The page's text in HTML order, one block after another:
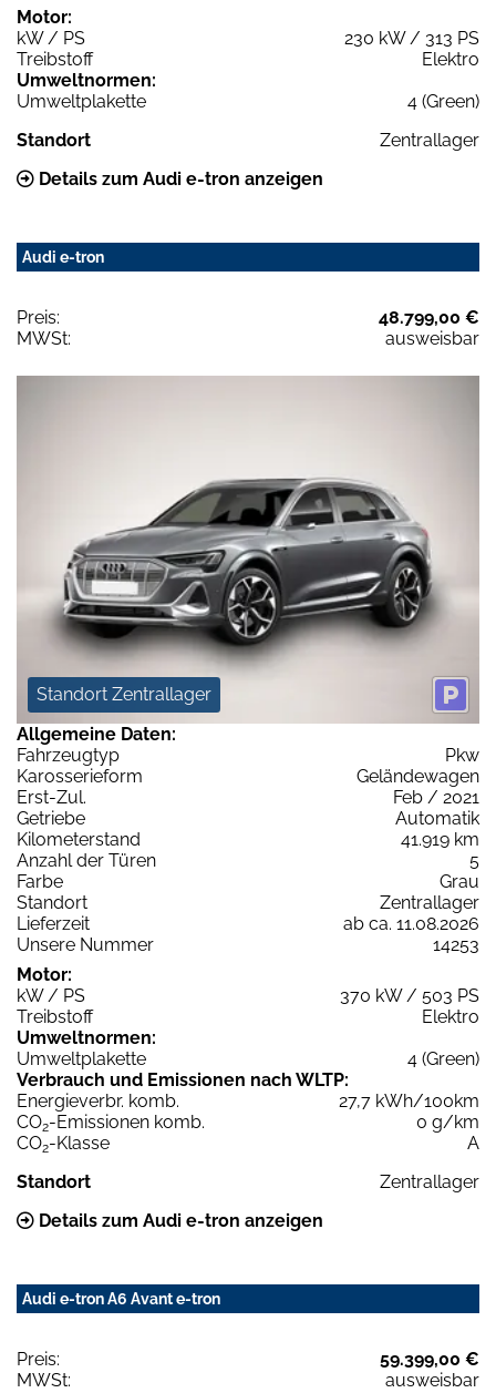
Motor:
kW / PS
230 kW / 313 PS
Treibstoff
Elektro
Umweltnormen:
Umweltplakette
4 (Green)
Standort
Zentrallager
Details zum Audi e-tron anzeigen
Audi e-tron
Preis:
48.799,00 €
MWSt:
ausweisbar
Standort Zentrallager
Allgemeine Daten:
Fahrzeugtyp
Pkw
Karosserieform
Geländewagen
Erst-Zul.
Feb / 2021
Getriebe
Automatik
Kilometerstand
41.919 km
Anzahl der Türen
5
Farbe
Grau
Standort
Zentrallager
Lieferzeit
ab ca. 11.08.2026
Unsere Nummer
14253
Motor:
kW / PS
370 kW / 503 PS
Treibstoff
Elektro
Umweltnormen:
Umweltplakette
4 (Green)
Verbrauch und Emissionen nach WLTP:
Energieverbr. komb.
27,7 kWh/100km
CO2-Emissionen komb.
0 g/km
CO2-Klasse
A
Standort
Zentrallager
Details zum Audi e-tron anzeigen
Audi e-tron A6 Avant e-tron
Preis:
59.399,00 €
MWSt:
ausweisbar